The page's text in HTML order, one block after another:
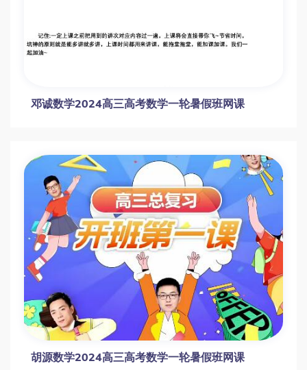
贾帅数学2024高三高考数学一轮暑假
肖晗数学2024高三高考数学一轮暑假班网课